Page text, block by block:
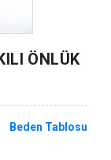
ÖNLÜK
Beden Tablosu